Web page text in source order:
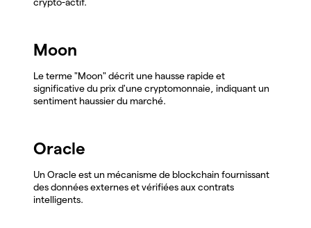
Moon
Le terme "Moon" décrit une hausse rapide et
significative du prix d'une cryptomonnaie, indiquant un
sentiment haussier du marché.
Oracle
Un Oracle est un mécanisme de blockchain fournissant
des données externes et vérifiées aux contrats
intelligents.